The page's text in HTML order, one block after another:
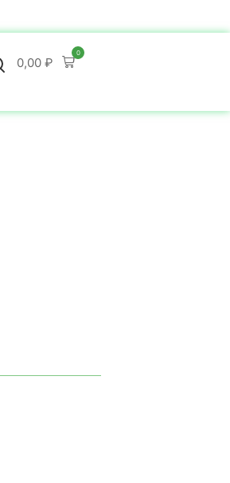
0,00₽
0